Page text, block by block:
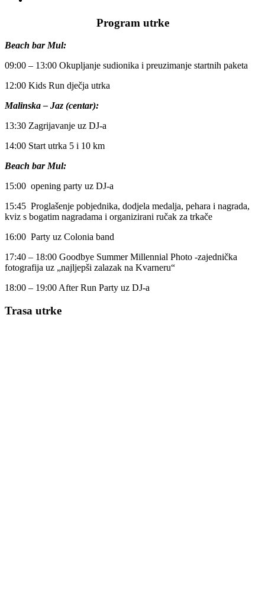
Program utrke
Beach bar Mul:
09:00 – 13:00 Okupljanje sudionika i preuzimanje startnih paketa
12:00 Kids Run dječja utrka
Malinska – Jaz (centar):
13:30 Zagrijavanje uz DJ-a
14:00 Start utrka 5 i 10 km
Beach bar Mul:
15:00 opening party uz DJ-a
15:45 Proglašenje pobjednika, dodjela medalja, pehara i nagrada,
kviz s bogatim nagradama i organizirani ručak za trkače
16:00 Party uz Colonia band
17:40 – 18:00 Goodbye Summer Millennial Photo -zajednička
fotografija uz „najljepši zalazak na Kvarneru“
18:00 – 19:00 After Run Party uz DJ-a
Trasa utrke